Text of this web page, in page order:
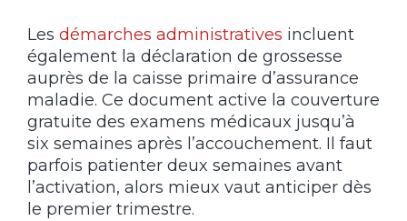
Les démarches administratives incluent
également la déclaration de grossesse
auprès de la caisse primaire d’assurance
maladie. Ce document active la couverture
gratuite des examens médicaux jusqu’à
six semaines après l’accouchement. Il faut
parfois patienter deux semaines avant
l’activation, alors mieux vaut anticiper dès
le premier trimestre.